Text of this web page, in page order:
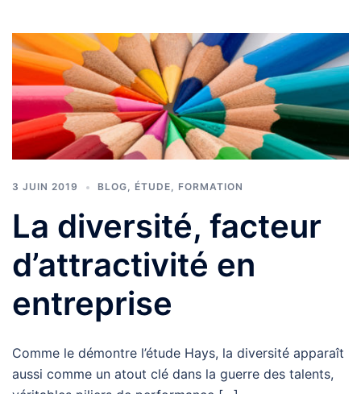
3 JUIN 2019 BLOG ÉTUDE FORMATION
La diversité, facteur
d’attractivité en
entreprise
Comme le démontre l’étude Hays, la diversité apparaît
aussi comme un atout clé dans la guerre des talents,